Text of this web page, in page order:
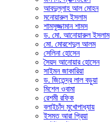
আবদুল্লাহ আল মোহন
মনোয়ারুল ইসলাম
শামসুজ্জামান শামস
ড. মো. আনোয়ারুল ইসলাম
মো. মোরশেদুল আলম
সেলিনা হোসেন
সৈয়দ আনোয়ার হোসেন
সাইমন জাকারিয়া
ড. জিতেন্দ্র লাল বড়ুয়া
মিশেল ওবামা
রেশমী রফিক
বলাইচাঁদ মুখোপাধ্যায়
ইসমত আরা প্রিয়া